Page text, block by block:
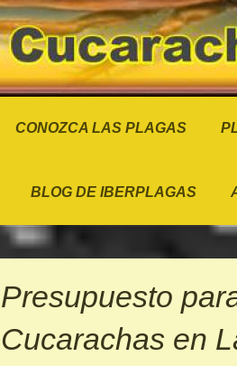
CONOZCA LAS PLAGAS
BLOG DE IBERPLAGAS
Presupuesto
Cucarachas en